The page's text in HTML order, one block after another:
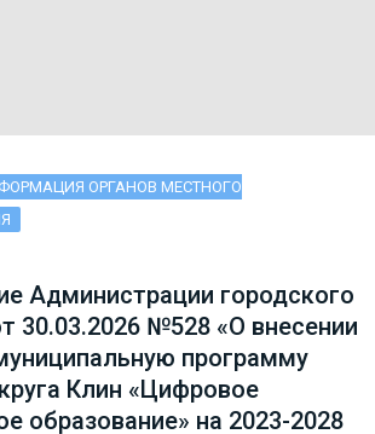
ОРГАНОВ МЕСТНОГО
Администрации городского
30.03.2026 №528 «О внесении
программу
Клин «Цифровое
образование» на 2023-2028